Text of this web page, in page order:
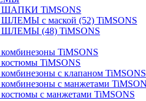
ШАПКИ TiMSONS
ШЛЕМЫ с маской (52) TiMSONS
ШЛЕМЫ (48) TiMSONS
TiMSONS
TiMSONS
с клапаном TiMSONS
с манжетами
с манжетами TiMSONS